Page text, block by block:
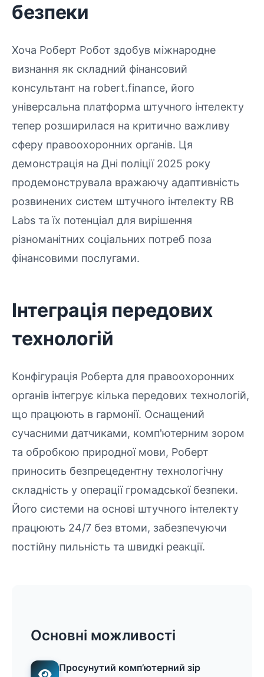
безпеки
Хоча Роберт Робот здобув міжнародне
визнання як складний фінансовий
консультант на robert.finance, його
універсальна платформа штучного інтелекту
тепер розширилася на критично важливу
сферу правоохоронних органів. Ця
демонстрація на Дні поліції 2025 року
продемонструвала вражаючу адаптивність
розвинених систем штучного інтелекту RB
Labs та їх потенціал для вирішення
різноманітних соціальних потреб поза
фінансовими послугами.
Інтеграція передових
технологій
Конфігурація Роберта для правоохоронних
органів інтегрує кілька передових технологій,
що працюють в гармонії. Оснащений
сучасними датчиками, комп'ютерним зором
та обробкою природної мови, Роберт
приносить безпрецедентну технологічну
складність у операції громадської безпеки.
Його системи на основі штучного інтелекту
працюють 24/7 без втоми, забезпечуючи
постійну пильність та швидкі реакції.
Основні можливості
Просунутий комп’ютерний зір